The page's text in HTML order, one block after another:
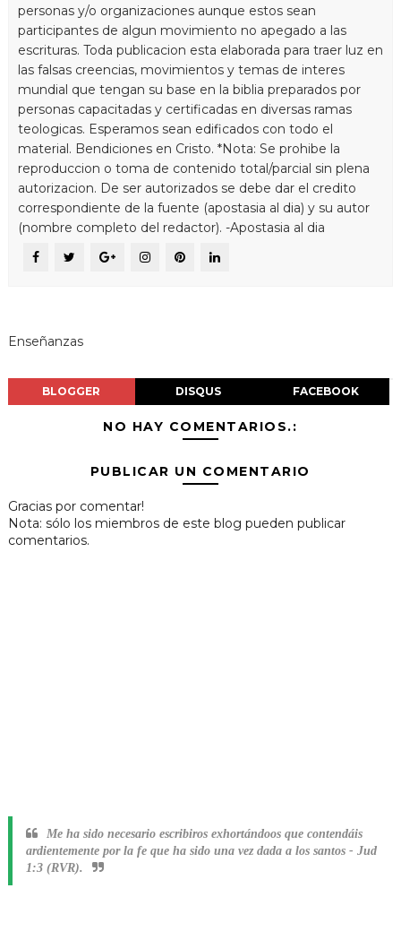
personas y/o organizaciones aunque estos sean
participantes de algun movimiento no apegado a las
escrituras. Toda publicacion esta elaborada para traer luz en
las falsas creencias, movimientos y temas de interes
mundial que tengan su base en la biblia preparados por
personas capacitadas y certificadas en diversas ramas
teologicas. Esperamos sean edificados con todo el
material. Bendiciones en Cristo. *Nota: Se prohibe la
reproduccion o toma de contenido total/parcial sin plena
autorizacion. De ser autorizados se debe dar el credito
correspondiente de la fuente (apostasia al dia) y su autor
(nombre completo del redactor). -Apostasia al dia
Enseñanzas
BLOGGER DISQUS FACEBOOK
NO HAY COMENTARIOS.:
PUBLICAR UN COMENTARIO
Gracias por comentar!
Nota: sólo los miembros de este blog pueden publicar
comentarios.
Me ha sido necesario escribiros exhortándoos que contendáis
ardientemente por la fe que ha sido una vez dada a los santos - Jud
1:3 (RVR).